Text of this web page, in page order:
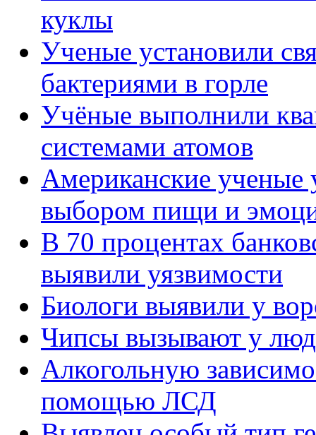
куклы
Ученые установили
бактериями в горле
Учёные выполнили
системами атомов
Американские ученые
выбором пищи и
В 70 процентах
выявили уязвимости
Биологи выявили у
Чипсы вызывают у
Алкогольную
помощью ЛСД